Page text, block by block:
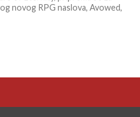
novog RPG naslova, Avowed,